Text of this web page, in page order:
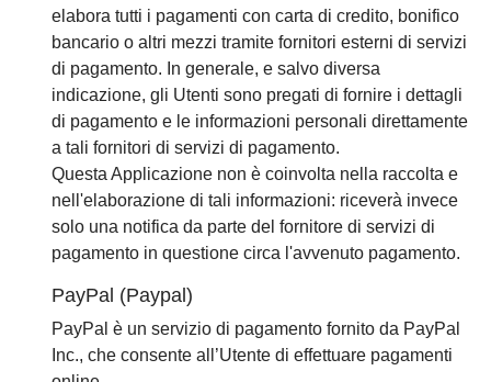
elabora tutti i pagamenti con carta di credito, bonifico
bancario o altri mezzi tramite fornitori esterni di servizi
di pagamento. In generale, e salvo diversa
indicazione, gli Utenti sono pregati di fornire i dettagli
di pagamento e le informazioni personali direttamente
a tali fornitori di servizi di pagamento.
Questa Applicazione non è coinvolta nella raccolta e
nell'elaborazione di tali informazioni: riceverà invece
solo una notifica da parte del fornitore di servizi di
pagamento in questione circa l'avvenuto pagamento.
PayPal (Paypal)
PayPal è un servizio di pagamento fornito da PayPal
Inc., che consente all’Utente di effettuare pagamenti